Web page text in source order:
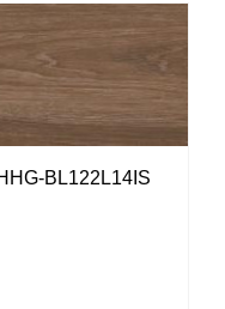
BL122L14IS